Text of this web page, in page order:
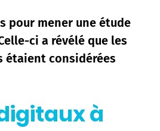
pour mener une étude
ci a révélé que les
étaient considérées
à